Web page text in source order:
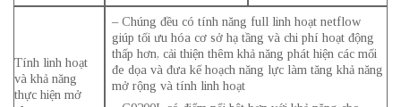
Tính linh hoạt
và khả năng
thực hiện mở
– Chúng đều có tính năng full linh hoạt netflow
giúp tối ưu hóa cơ sở hạ tầng và chi phí hoạt động
thấp hơn, cải thiện thêm khả năng phát hiện các mối
đe dọa và đưa kế hoạch năng lực làm tăng khả năng
mở rộng và tính linh hoạt